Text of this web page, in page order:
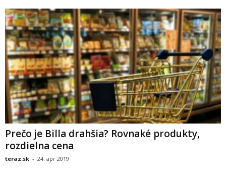
Prečo je Billa drahšia? Rovnaké produkty,
rozdielna cena
teraz.sk - 24. apr 2019